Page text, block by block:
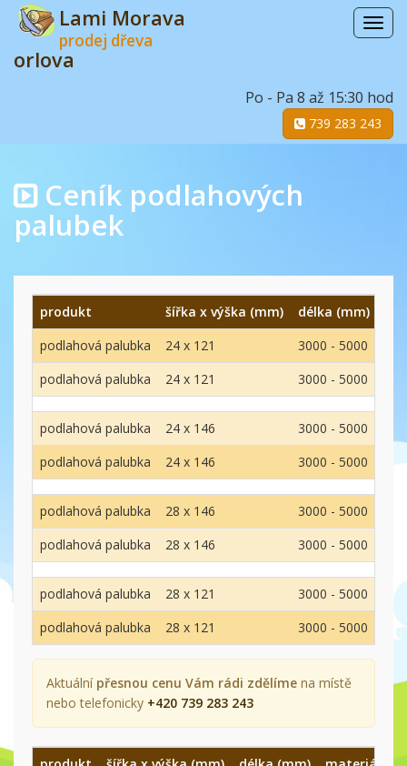
Menu
Lami Morava
prodej dřeva
orlova
Po - Pa 8 až 15:30 hod
739 283 243
Ceník podlahových
palubek
produkt šířka x výška (mm) délka (mm)
podlahová palubka
24 x 121 3000 - 5000
podlahová palubka
24 x 121 3000 - 5000
podlahová palubka 24 x 146 3000 - 5000
podlahová palubka
24 x 146 3000 - 5000
podlahová palubka 28 x 146 3000 - 5000
podlahová palubka
28 x 146 3000 - 5000
podlahová palubka 28 x 121 3000 - 5000
podlahová palubka
28 x 121 3000 - 5000
Aktuální přesnou cenu Vám rádi zdělíme na místě
nebo telefonicky +420 739 283 243